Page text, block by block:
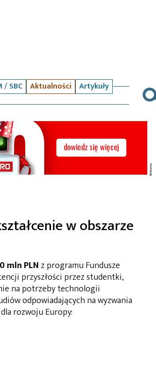
/ SBC Aktualności
Artykuły
w obszarze
mln PLNz programu Fundusze
przyszłości przez studentki,
na potrzeby technologii
odpowiadających na wyzwania
rozwoju Europy: